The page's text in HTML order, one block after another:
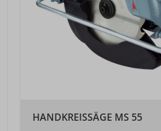
HANDKREISSÄGE MS 55